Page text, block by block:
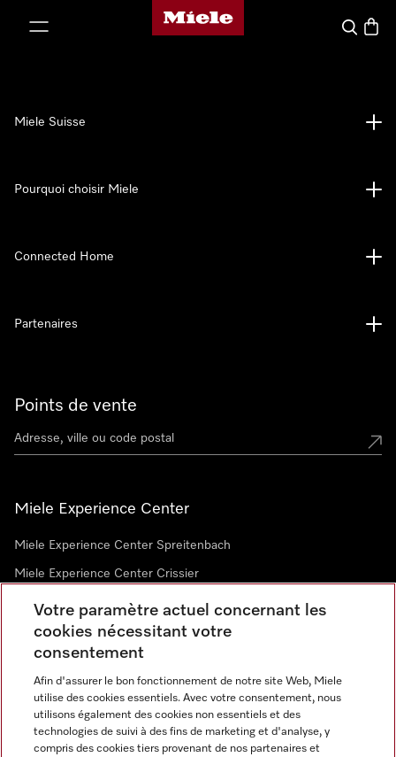
Page d'accueil de Miele
Search
Points de vente
Miele Experience Center
Miele Experience Center Spreitenbach
Miele Experience Center Crissier
Newsletter
Miele Suisse
Pourquoi choisir Miele
Connected Home
Partenaires
Votre paramètre actuel concernant les
cookies nécessitant votre
consentement
Afin d'assurer le bon fonctionnement de notre site Web, Miele
utilise des cookies essentiels. Avec votre consentement, nous
utilisons également des cookies non essentiels et des
technologies de suivi à des fins de marketing et d'analyse, y
compris des cookies tiers provenant de nos partenaires et